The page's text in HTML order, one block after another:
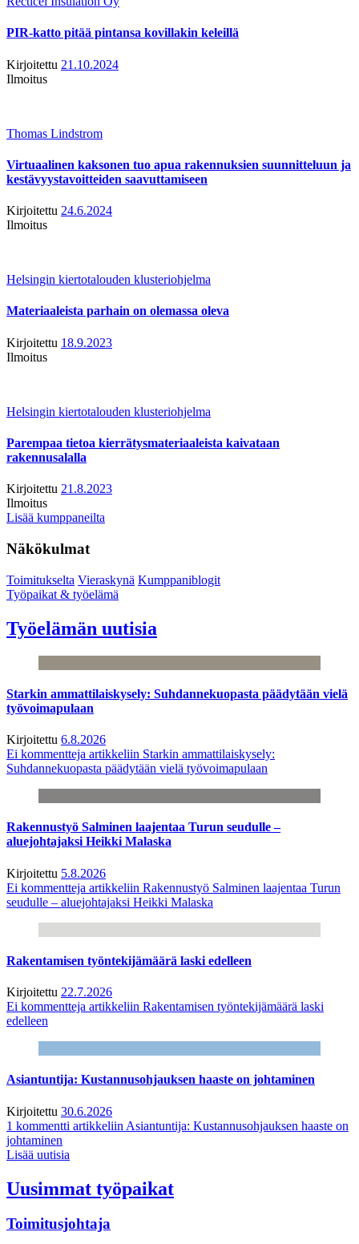
PIR-katto pitää pintansa kovillakin keleillä
Kirjoitettu 21.10.2024
Ilmoitus
Thomas Lindstrom
Virtuaalinen kaksonen tuo apua rakennuksien suunnitteluun ja
kestävyystavoitteiden saavuttamiseen
Kirjoitettu 24.6.2024
Ilmoitus
Helsingin kiertotalouden klusteriohjelma
Materiaaleista parhain on olemassa oleva
Kirjoitettu 18.9.2023
Ilmoitus
Helsingin kiertotalouden klusteriohjelma
Parempaa tietoa kierrätysmateriaaleista kaivataan
rakennusalalla
Kirjoitettu 21.8.2023
Ilmoitus
Lisää kumppaneilta
Näkökulmat
Toimitukselta Vieraskynä Kumppaniblogit
Työpaikat & työelämä
Työelämän uutisia
Starkin ammattilaiskysely: Suhdannekuopasta päädytään vielä
työvoimapulaan
Kirjoitettu 6.8.2026
Ei kommentteja artikkeliin Starkin ammattilaiskysely:
Suhdannekuopasta päädytään vielä työvoimapulaan
Rakennustyö Salminen laajentaa Turun seudulle –
aluejohtajaksi Heikki Malaska
Kirjoitettu 5.8.2026
Ei kommentteja artikkeliin Rakennustyö Salminen laajentaa Turun
seudulle – aluejohtajaksi Heikki Malaska
Rakentamisen työntekijämäärä laski edelleen
Kirjoitettu 22.7.2026
Ei kommentteja artikkeliin Rakentamisen työntekijämäärä laski
edelleen
Asiantuntija: Kustannusohjauksen haaste on johtaminen
Kirjoitettu 30.6.2026
1 kommentti artikkeliin Asiantuntija: Kustannusohjauksen haaste on
johtaminen
Lisää uutisia
Uusimmat työpaikat
Toimitusjohtaja